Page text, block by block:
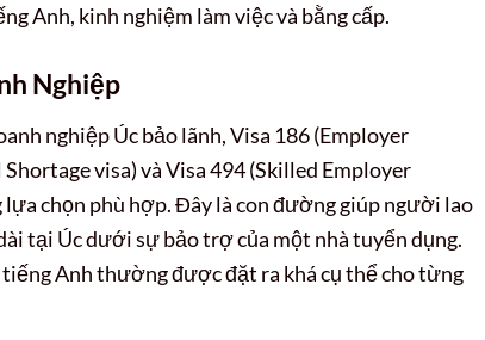
Anh, kinh nghiệm làm việc và bằng cấp.
Nghiệp
nghiệp Úc bảo lãnh, Visa 186 (Employer
visa) và Visa 494 (Skilled Employer
chọn phù hợp. Đây là con đường giúp người lao
tại Úc dưới sự bảo trợ của một nhà tuyển dụng.
Anh thường được đặt ra khá cụ thể cho từng